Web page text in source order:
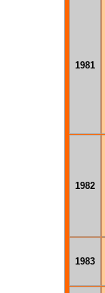
1981
1982
1983